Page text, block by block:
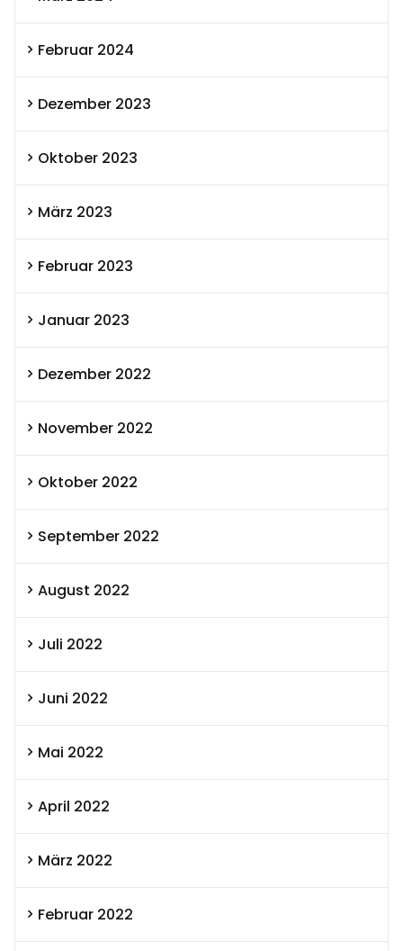
Februar 2024
Dezember 2023
Oktober 2023
März 2023
Februar 2023
Januar 2023
Dezember 2022
November 2022
Oktober 2022
September 2022
August 2022
Juli 2022
Juni 2022
Mai 2022
April 2022
März 2022
Februar 2022